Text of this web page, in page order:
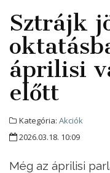
Sztrájk
áprilisi
előtt
Kategória: Akciók
2026.03.18. 10:09
Még az áprilisi